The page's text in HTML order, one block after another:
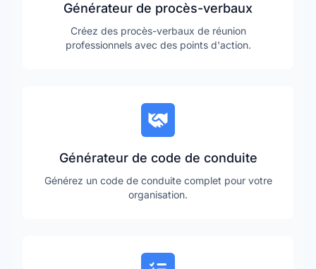
Générateur de procès-verbaux
Créez des procès-verbaux de réunion
professionnels avec des points d'action.
Générateur de code de conduite
Générez un code de conduite complet pour votre
organisation.